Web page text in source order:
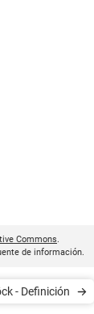
Commons.
de información.
- Definición